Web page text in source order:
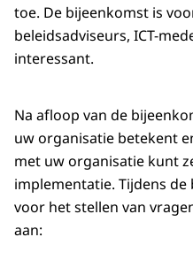
toe. De bijeenkomst is
beleidsadviseurs, ICT-
interessant.
Na afloop van de
uw organisatie betekent
met uw organisatie kunt
implementatie. Tijdens
voor het stellen van
aan: